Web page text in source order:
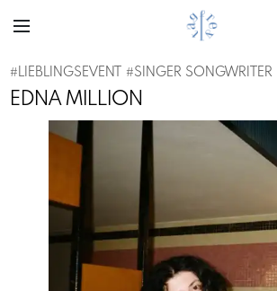
#LIEBLINGSEVENT #SINGER SONGWRITER
EDNA MILLION
Previous